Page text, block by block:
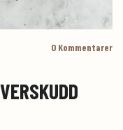
0 Kommentarer